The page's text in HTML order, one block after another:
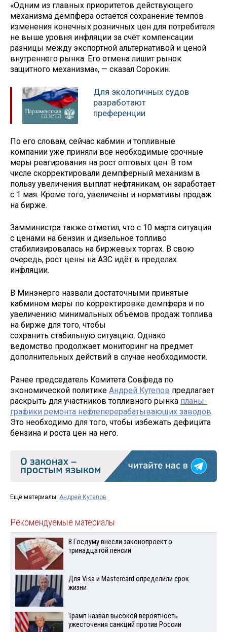
«Одним из главных приоритетов действующего
механизма демпфера остаётся сохранение темпов
изменения конечных розничных цен для потребителя
не выше уровня инфляции за счёт компенсации
разницы между экспортной альтернативой и ценой
внутреннего рынка. Его отмена лишит рынок
защитного механизма», — сказал Сорокин.
Для экологичных судов
разработают
преференции
По его словам, сейчас кабмин и топливные
компании уже приняли все необходимые срочные
меры реагирования на рост оптовых цен. В том
числе скорректировали демпферный механизм в
пользу увеличения выплат нефтяникам, он заработает
с 1 мая. Кроме того, увеличены и нормативы продаж
на бирже.
Замминистра также отметил, что с 10 марта ситуация
с ценами на бензин и дизельное топливо
стабилизировалась на биржевых торгах. В свою
очередь, рост цены на АЗС идёт в пределах
инфляции.
В Минэнерго назвали достаточными принятые
кабмином меры по корректировке демпфера и по
увеличению минимальных объёмов продаж топлива
на бирже для того, чтобы
сохранить стабильную ситуацию. Однако
ведомство продолжает мониторинг на предмет
дополнительных действий в случае необходимости.
Ранее председатель Комитета Совфеда по
экономической политике Андрей Кутепов предлагает
раскрыть для участников топливного рынка планы-
графики ремонта нефтеперерабатывающих заводов.
Это необходимо для того, чтобы избежать дефицита
бензина и роста цен на него.
Ещё материалы: Андрей Кутепов
Рекомендуемые материалы
В Госдуму внесли законопроект о
тринадцатой пенсии
Для Visа и Mastercard определили срок
жизни
Трамп назвал высокой вероятность
ужесточения санкций против России